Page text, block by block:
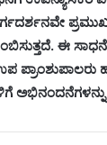
ಪ್ರಮುಖ
ಈ
ಪ್ರಾಂಶುಪಾಲರು
ಅಭಿನಂದನೆಗಳನ್ನು